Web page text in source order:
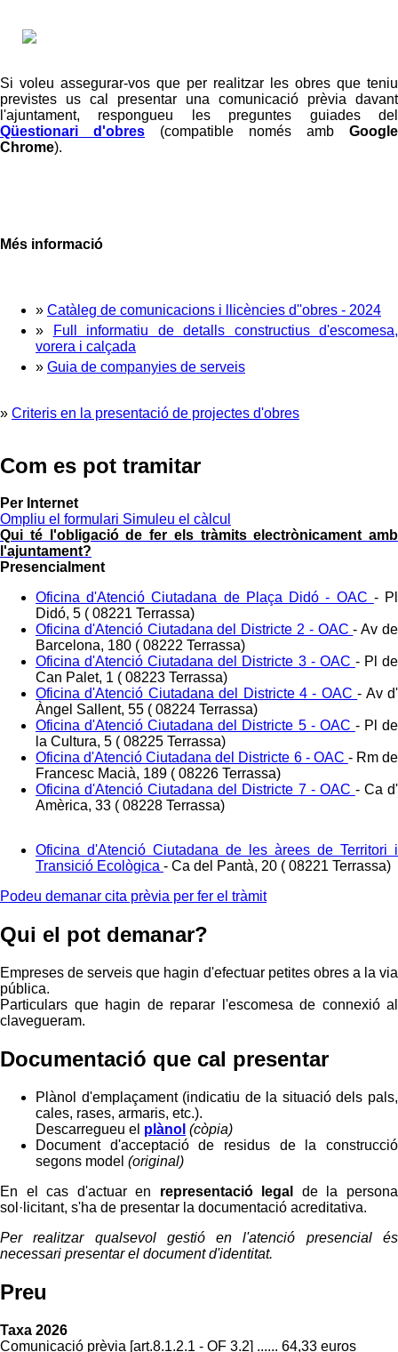
Si voleu assegurar-vos que per realitzar les obres que teniu
previstes us cal presentar una comunicació prèvia davant
l'ajuntament, respongueu les preguntes guiades del
Qüestionari d'obres (compatible només amb Google
Chrome).
Més informació
» Catàleg de comunicacions i llicències d''obres - 2024
»
Full informatiu de detalls constructius d'escomesa,
vorera i calçada
» Guia de companyies de serveis
» Criteris en la presentació de projectes d'obres
Com es pot tramitar
Per Internet
Ompliu el formulari Simuleu el càlcul
Qui té l'obligació de fer els tràmits electrònicament amb
l'ajuntament?
Presencialment
Oficina d'Atenció Ciutadana de Plaça Didó - OAC - Pl
Didó, 5 ( 08221 Terrassa)
Oficina d'Atenció Ciutadana del Districte 2 - OAC-Av de
Barcelona, 180 ( 08222 Terrassa)
Oficina d'Atenció Ciutadana del Districte 3 - OAC - Pl de
Can Palet, 1 ( 08223 Terrassa)
Oficina d'Atenció Ciutadana del Districte 4 - OAC- Av d'
Àngel Sallent, 55 ( 08224 Terrassa)
Oficina d'Atenció Ciutadana del Districte 5 - OAC - Pl de
la Cultura, 5 ( 08225 Terrassa)
Oficina d'Atenció Ciutadana del Districte 6 - OAC - Rm de
Francesc Macià, 189 ( 08226 Terrassa)
Oficina d'Atenció Ciutadana del Districte 7 - OAC - Ca d'
Amèrica, 33 ( 08228 Terrassa)
Oficina d'Atenció Ciutadana de les àrees de Territori i
Transició Ecològica - Ca del Pantà, 20 ( 08221 Terrassa)
Podeu demanar cita prèvia per fer el tràmit
Qui el pot demanar?
Empreses de serveis que hagin d'efectuar petites obres a la via
pública.
Particulars que hagin de reparar l'escomesa de connexió al
clavegueram.
Documentació que cal presentar
Plànol d'emplaçament (indicatiu de la situació dels pals,
cales, rases, armaris, etc.).
Descarregueu el plànol (còpia)
Document d'acceptació de residus de la construcció
segons model (original)
En el cas d'actuar en representació legal
de la persona
sol·licitant, s'ha de presentar la documentació acreditativa.
Per realitzar qualsevol gestió en l'atenció presencial és
necessari presentar el document d'identitat.
Preu
Taxa 2026
Comunicació prèvia [art.8.1.2.1 - OF 3.2] ...... 64,33 euros